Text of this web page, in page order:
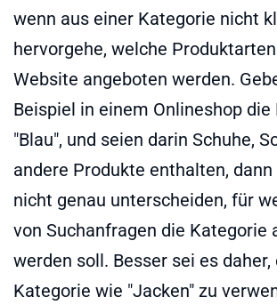
wenn aus einer Kategorie nicht
hervorgehe, welche
Website angeboten werden.
Beispiel in einem Onlineshop die
"Blau", und seien darin Schuhe,
andere Produkte enthalten, dann
nicht genau unterscheiden, für
von Suchanfragen die Kategorie
werden soll. Besser sei es daher,
Kategorie wie "Jacken" zu